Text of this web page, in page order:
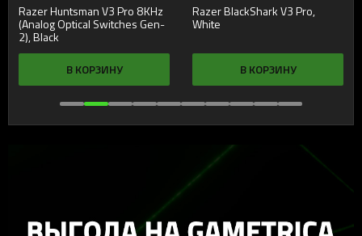
Razer Huntsman V3 Pro 8KHz
(Analog Optical Switches Gen-
2), Black
В КОРЗИНУ
Razer BlackShark V3 Pro,
White
В КОРЗИНУ